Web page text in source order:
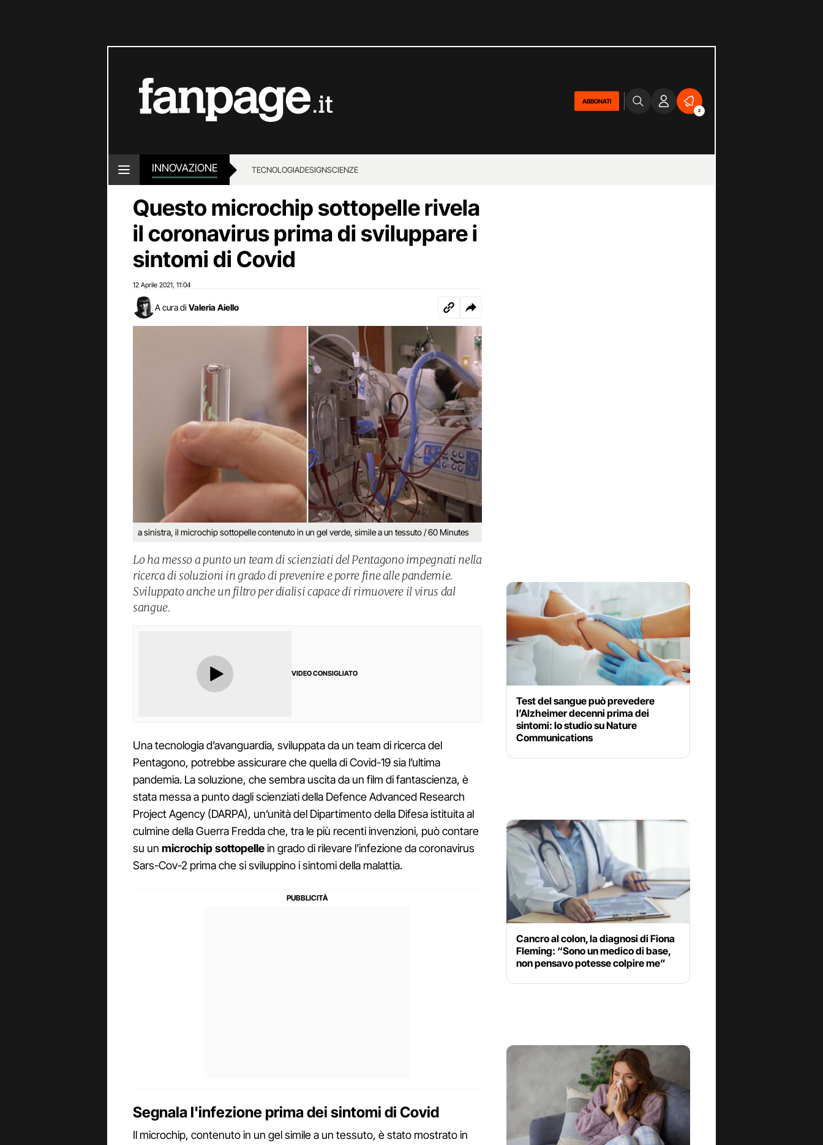
ABBONATI
2
INNOVAZIONE TECNOLOGIADESIGNSCIENZE
Questo microchip sottopelle rivela
il coronavirus prima di sviluppare i
sintomi di Covid
12 Aprile 2021 11:04
A cura di Valeria Aiello
a sinistra, il microchip sottopelle contenuto in un gel verde, simile a un tessuto / 60 Minutes
Lo ha messo a punto un team di scienziati del Pentagono impegnati nella
ricerca di soluzioni in grado di prevenire e porre fine alle pandemie.
Sviluppato anche un filtro per dialisi capace di rimuovere il virus dal
sangue.
VIDEO CONSIGLIATO
Una tecnologia d’avanguardia, sviluppata da un team di ricerca del
Pentagono, potrebbe assicurare che quella di Covid-19 sia l’ultima
pandemia. La soluzione, che sembra uscita da un film di fantascienza, è
stata messa a punto dagli scienziati della Defence Advanced Research
Project Agency (DARPA), un’unità del Dipartimento della Difesa istituita al
culmine della Guerra Fredda che, tra le più recenti invenzioni, può contare
su un microchip sottopellein grado di rilevare l’infezione da coronavirus
Sars-Cov-2 prima che si sviluppino i sintomi della malattia.
Segnala l'infezione prima dei sintomi di Covid
Il microchip, contenuto in un gel simile a un tessuto, è stato mostrato in
Test del sangue può prevedere
l’Alzheimer decenni prima dei
sintomi: lo studio su Nature
Communications
Cancro al colon, la diagnosi di Fiona
Fleming: “Sono un medico di base,
non pensavo potesse colpire me”